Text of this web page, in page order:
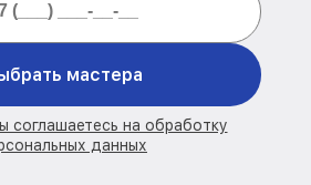
мастера
соглашаетесь на обработку
данных